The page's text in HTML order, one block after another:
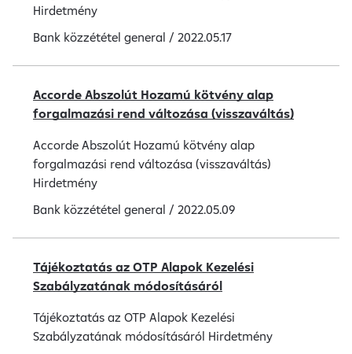
Hirdetmény
Bank közzététel general / 2022.05.17
Accorde Abszolút Hozamú kötvény alap
forgalmazási rend változása (visszaváltás)
Accorde Abszolút Hozamú kötvény alap
forgalmazási rend változása (visszaváltás)
Hirdetmény
Bank közzététel general / 2022.05.09
Tájékoztatás az OTP Alapok Kezelési
Szabályzatának módosításáról
Tájékoztatás az OTP Alapok Kezelési
Szabályzatának módosításáról Hirdetmény